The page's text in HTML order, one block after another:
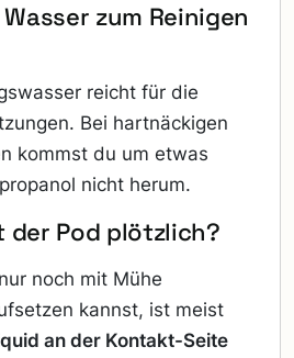
zum Reinigen
reicht für die
Bei hartnäckigen
kommst du um etwas
nicht herum.
der Pod plötzlich?
noch mit Mühe
kannst, ist meist
an der Kontakt-Seite